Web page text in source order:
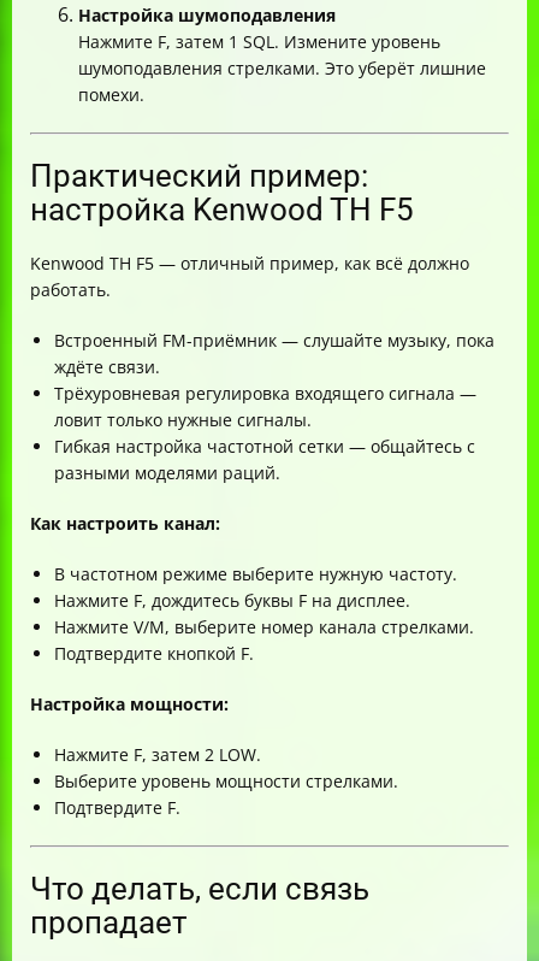
Настройка шумоподавления
Нажмите F, затем 1 SQL. Измените уровень
шумоподавления стрелками. Это уберёт лишние
помехи.
Практический пример:
настройка Kenwood TH F5
Kenwood TH F5 — отличный пример, как всё должно
работать.
Встроенный FM-приёмник — слушайте музыку, пока
ждёте связи.
Трёхуровневая регулировка входящего сигнала —
ловит только нужные сигналы.
Гибкая настройка частотной сетки — общайтесь с
разными моделями раций.
Как настроить канал:
В частотном режиме выберите нужную частоту.
Нажмите F, дождитесь буквы F на дисплее.
Нажмите V/M, выберите номер канала стрелками.
Подтвердите кнопкой F.
Настройка мощности:
Нажмите F, затем 2 LOW.
Выберите уровень мощности стрелками.
Подтвердите F.
Что делать, если связь
пропадает